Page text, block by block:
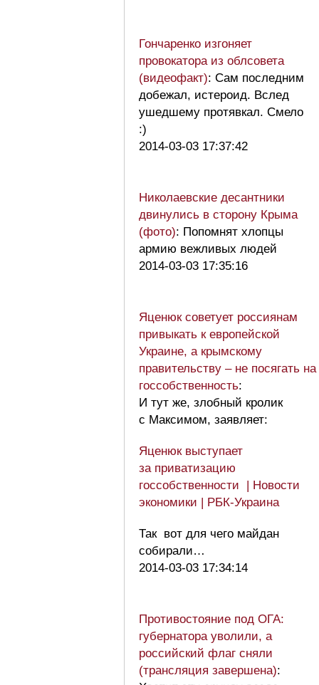
Гончаренко изгоняет
провокатора из облсовета
(видеофакт): Сам последним
добежал, истероид. Вслед
ушедшему протявкал. Смело
:)
2014-03-03 17:37:42
Николаевские десантники
двинулись в сторону Крыма
(фото): Попомнят хлопцы
армию вежливых людей
2014-03-03 17:35:16
Яценюк советует россиянам
привыкать к европейской
Украине, а крымскому
правительству – не посягать на
госсобственность:
И тут же, злобный кролик
с Максимом, заявляет:
Яценюк выступает
за приватизацию
госсобственности | Новости
экономики | РБК-Украина
Так вот для чего майдан
собирали…
2014-03-03 17:34:14
Противостояние под ОГА:
губернатора уволили, а
российский флаг сняли
(трансляция завершена):